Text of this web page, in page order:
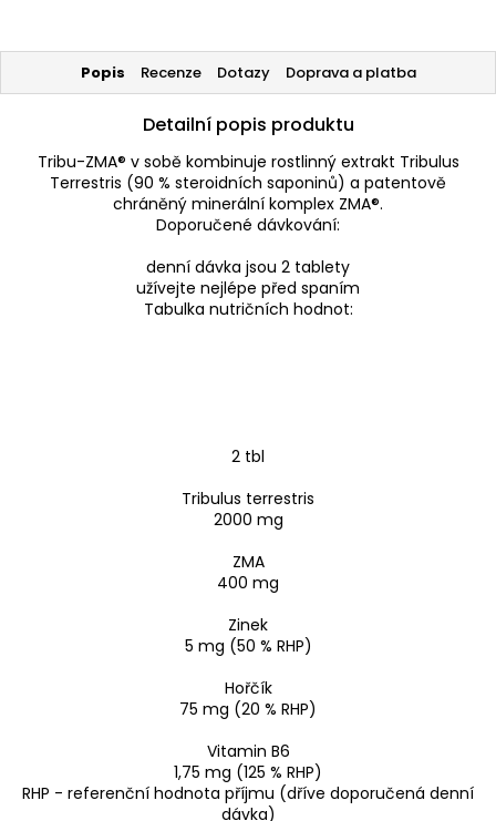
Popis Recenze Dotazy Doprava a platba
Detailní popis produktu
Tribu-ZMA® v sobě kombinuje rostlinný extrakt Tribulus
Terrestris (90 % steroidních saponinů) a patentově
chráněný minerální komplex ZMA®.
Doporučené dávkování:
denní dávka jsou 2 tablety
užívejte nejlépe před spaním
Tabulka nutričních hodnot:
2 tbl
Tribulus terrestris
2000 mg
ZMA
400 mg
Zinek
5 mg (50 % RHP)
Hořčík
75 mg (20 % RHP)
Vitamin B6
1,75 mg (125 % RHP)
RHP - referenční hodnota příjmu (dříve doporučená denní
dávka)